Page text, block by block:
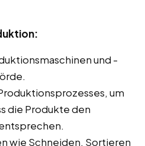
und -
um
die Produkte den
wie Schneiden, Sortieren